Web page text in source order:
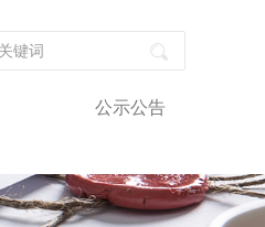
公示公告